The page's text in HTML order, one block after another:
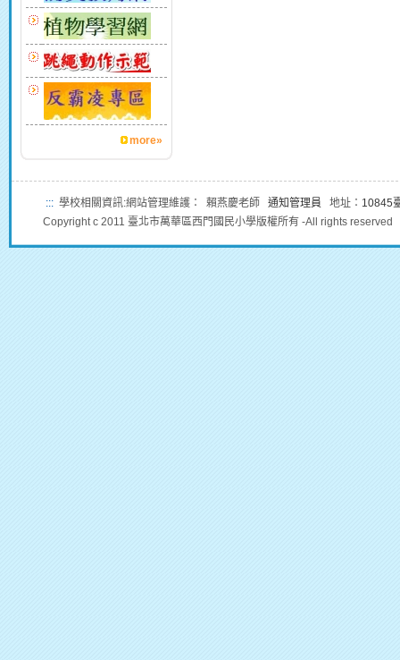
more»
::: 學校相關資訊:網站管理維護： 賴燕慶老師 通知管理員 地址： 10845
Copyright c 2011 臺北市萬華區西門國民小學版權所有 -All rights reserved